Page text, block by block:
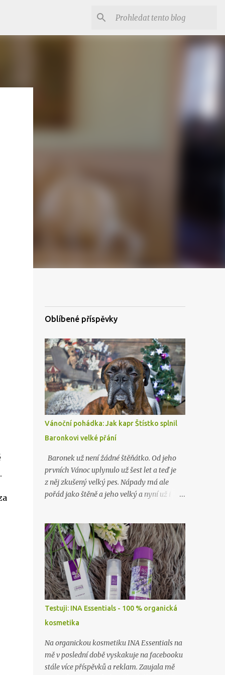
Oblíbené příspěvky
Vánoční pohádka: Jak kapr Štístko splnil
Baronkovi velké přání
Baronek už není žádné štěňátko. Od jeho
prvních Vánoc uplynulo už šest let a teď je
z něj zkušený velký pes. Nápady má ale
pořád jako štěně a jeho velký a nyní už i
Vánocích…
Testuji: INA Essentials - 100 % organická
kosmetika
Na organickou kosmetiku INA Essentials na
mě v poslední době vyskakuje na facebooku
stále více příspěvků a reklam. Zaujala mě